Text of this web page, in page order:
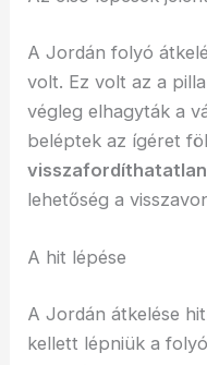
A Jordán folyó
volt. Ez volt az a
végleg elhagyták a
beléptek az ígéret
lehetőség a
A hit lépése
A Jordán átkelése
kellett lépniük a